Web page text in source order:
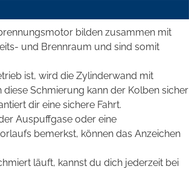
bilden zusammen mit
und Brennraum und sind somit
ist, wird die Zylinderwand mit
Schmierung kann der Kolben sicher
dir eine sichere Fahrt.
Auspuffgase oder eine
bemerkst, können das Anzeichen
läuft, kannst du dich jederzeit bei